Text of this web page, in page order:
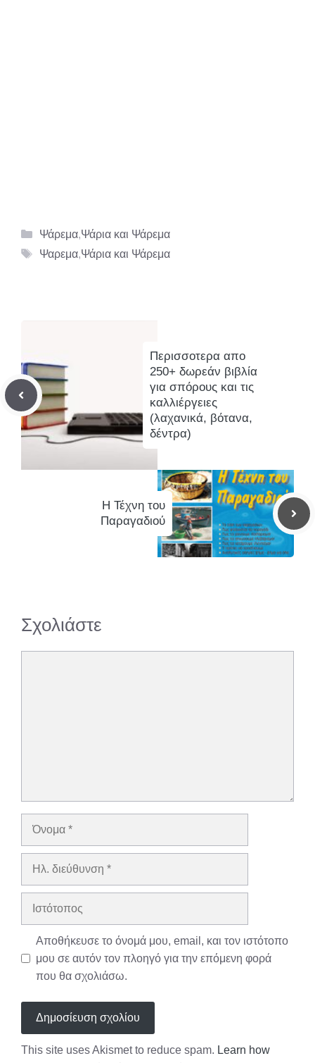
Κατηγορίες
Ψάρεμα,Ψάρια και Ψάρεμα
Ετικέτες
Ψαρεμα,Ψάρια και Ψάρεμα
Περισσοτερα απο
250+ δωρεάν βιβλία
για σπόρους και τις
καλλιέργειες
(λαχανικά, βότανα,
δέντρα)
Η Τέχνη του
Παραγαδιού
Σχολιάστε
Όνομα
Ηλ.
Ιστότοπος
Αποθήκευσε το όνομά μου, email, και τον ιστότοπο
μου σε αυτόν τον πλοηγό για την επόμενη φορά
που θα σχολιάσω.
This site uses Akismet to reduce spam. Learn how